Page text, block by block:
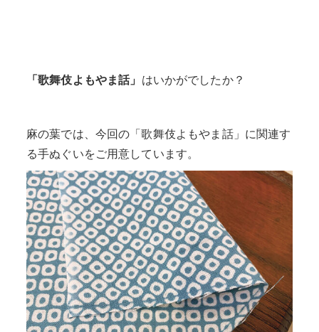
「歌舞伎よもやま話」 はいかがでしたか？
麻の葉では、今回の「歌舞伎よもやま話」に関連す
る手ぬぐいをご用意しています。